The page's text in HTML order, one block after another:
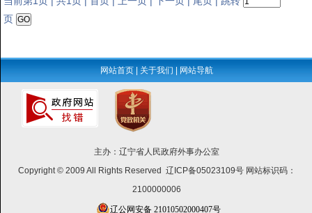
页
网站首页 关于我们 网站导航
主办：辽宁省人民政府外事办公室
Copyright © 2009 All Rights Reserved 辽ICP备05023109号 网站标识码：
2100000006
辽公网安备 21010502000407号